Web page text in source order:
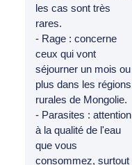
les cas sont très
rares.
- Rage : concerne
ceux qui vont
séjourner un mois ou
plus dans les régions
rurales de Mongolie.
- Parasites : attention
à la qualité de l'eau
que vous
consommez, surtout